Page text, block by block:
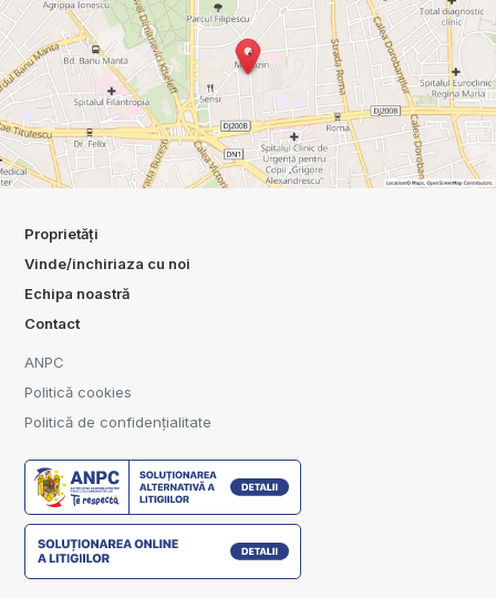
Proprietăți
Vinde/inchiriaza cu noi
Echipa noastră
Contact
ANPC
Politică cookies
Politică de confidențialitate